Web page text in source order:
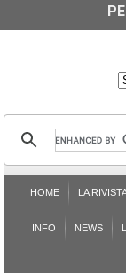
ISCRIZIONE
HOME LA
INFO NEWS